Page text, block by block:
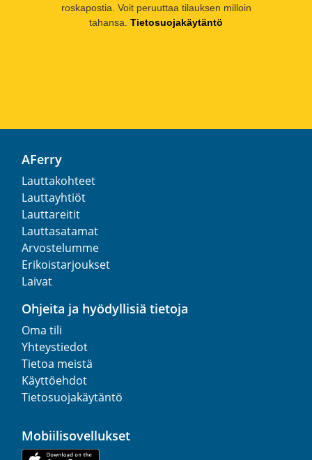
roskapostia. Voit peruuttaa tilauksen milloin
tahansa. Tietosuojakäytäntö
AFerry
Lauttakohteet
Lauttayhtiöt
Lauttareitit
Lauttasatamat
Arvostelumme
Erikoistarjoukset
Laivat
Ohjeita ja hyödyllisiä tietoja
Oma tili
Yhteystiedot
Tietoa meistä
Käyttöehdot
Tietosuojakäytäntö
Mobiilisovellukset